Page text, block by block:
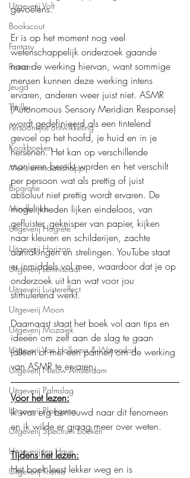
Uitgeverij Volt
Bookscout
Fantasy
Roman
Jeugd
Thriller
Persoonlijke ontwikkeling
Kookboeken
Mens en maatschappij
Biografie
Mindfulness
Uitgeverij Hogrefe
Uitgeverij Horizon
Uitgeverij Lemniscaat
Uitgeverij Luistereffect
Uitgeverij Moon
Uitgeverij Mozaïek
Uitgeverij Van Holkema & Warendorf
Uitgeverij Nieuw Amsterdam
Uitgeverij Palmslag
Uitgeverij Ploegsma
Uitgeverij Spectrum boeken
Uitgeverij ten Have
Uitgeverij Thema
gevoelens.
Er is op het moment nog veel
wetenschappelijk onderzoek gaande
naar de werking hiervan, want sommige
mensen kunnen deze werking intens
ervaren, anderen weer juist niet. ASMR
(Autonomous Sensory Meridian Response)
wordt gedefinieerd als een tintelend
gevoel op het hoofd, je huid en in je
hersenen. Het kan op verschillende
manieren bereikt worden en het verschilt
per persoon wat als prettig of juist
absoluut niet prettig wordt ervaren. De
mogelijkheden lijken eindeloos, van
gefluister, geknisper van papier, kijken
naar kleuren en schilderijen, zachte
aanrakingen en strelingen. YouTube staat
er inmiddels vol mee, waardoor dat je op
onderzoek uit kan wat voor jou
stimulerend werkt.
Daarnaast staat het boek vol aan tips en
ideeën om zelf aan de slag te gaan
(alleen of met een partner) om de werking
van ASMR te ervaren.
Voor het lezen:
Ik was erg benieuwd naar dit fenomeen
en ik wilde er graag meer over weten.
Tijdens het lezen:
Het boek leest lekker weg en is